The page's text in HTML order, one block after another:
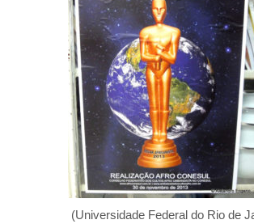
(Universidade Federal do Rio de